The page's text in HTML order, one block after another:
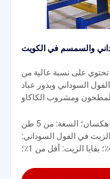
والسمسم في الكويت
على نسبة عالية من
السوداني وبذور عباد
ومشروب الكاكاو
المنتج: لصنع زيت خام أو زيت مكرر؛ اسم المذيب: ن-هكسان؛ السعة: من 5 طن
الزيت في الفول السوداني: